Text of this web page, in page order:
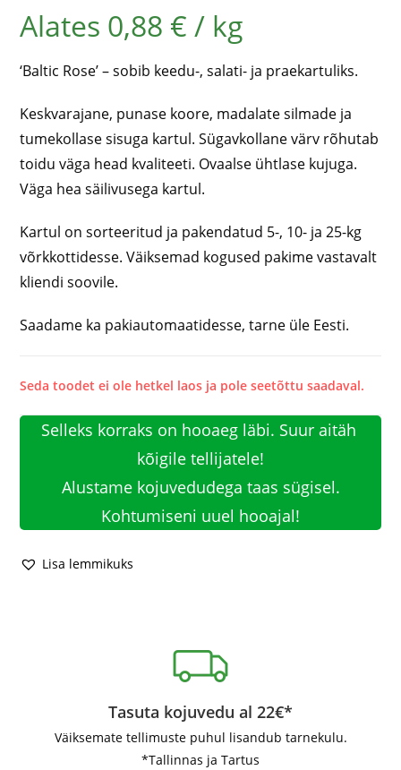
Alates 0,88 € / kg
‘Baltic Rose’ – sobib keedu-, salati- ja praekartuliks.
Keskvarajane, punase koore, madalate silmade ja
tumekollase sisuga kartul. Sügavkollane värv rõhutab
toidu väga head kvaliteeti. Ovaalse ühtlase kujuga.
Väga hea säilivusega kartul.
Kartul on sorteeritud ja pakendatud 5-, 10- ja 25-kg
võrkkottidesse. Väiksemad kogused pakime vastavalt
kliendi soovile.
Saadame ka pakiautomaatidesse, tarne üle Eesti.
Seda toodet ei ole hetkel laos ja pole seetõttu saadaval.
Selleks korraks on hooaeg läbi. Suur aitäh
kõigile tellijatele!
Alustame kojuvedudega taas sügisel.
Kohtumiseni uuel hooajal!
Lisa lemmikuks
Tasuta kojuvedu al 22€*
Väiksemate tellimuste puhul lisandub tarnekulu.
*Tallinnas ja Tartus